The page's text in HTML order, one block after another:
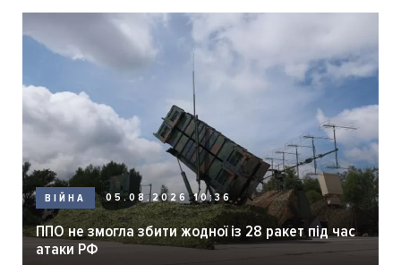
ВІЙНА 05.08.2026 10:36
ППО не змогла збити жодної із 28 ракет під час
атаки РФ